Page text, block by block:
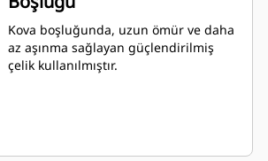
Kova boşluğunda, uzun ömür ve daha
az aşınma sağlayan güçlendirilmiş
çelik kullanılmıştır.